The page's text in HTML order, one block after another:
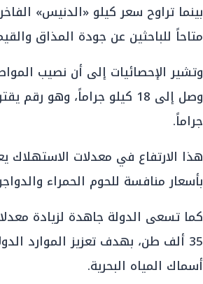
متاحاً للباحثين عن جودة المذاق
وتشير الإحصائيات إلى أن نصيب
جراماً.
هذا الارتفاع في معدلات الاستهلاك
بأسعار منافسة للحوم الحمراء
كما تسعى الدولة جاهدة لزيادة
35 ألف طن، بهدف تعزيز الموارد
أسماك المياه البحرية.